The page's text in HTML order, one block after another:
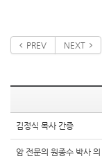
PREV NEXT
김정식 목사 간증
암 전문의 원종수 박사